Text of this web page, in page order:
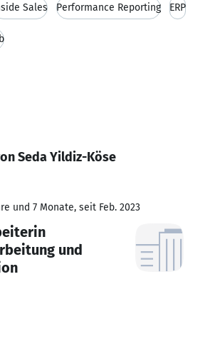
Sales Performance Reporting ERP
Seda Yildiz-Köse
und 7 Monate, seit Feb. 2023
und